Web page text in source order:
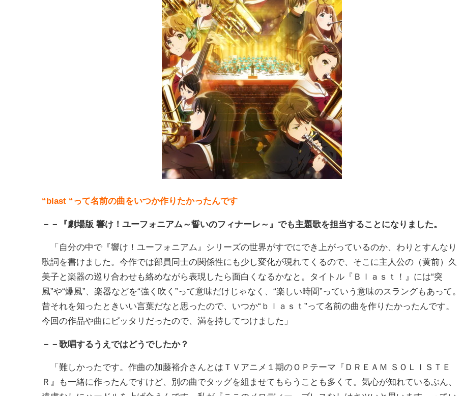
“blast “って名前の曲をいつか作りたかったんです
－－『劇場版 響け！ユーフォニアム～誓いのフィナーレ～』でも主題歌を担当することになりました。
「自分の中で『響け！ユーフォニアム』シリーズの世界がすでにでき上がっているのか、わりとすんなり
歌詞を書けました。今作では部員同士の関係性にも少し変化が現れてくるので、そこに主人公の（黄前）久
美子と楽器の巡り合わせも絡めながら表現したら面白くなるかなと。タイトル『Ｂｌａｓｔ！』には“突
風”や“爆風”、楽器などを“強く吹く”って意味だけじゃなく、“楽しい時間”っていう意味のスラングもあって。
昔それを知ったときいい言葉だなと思ったので、いつか“ｂｌａｓｔ”って名前の曲を作りたかったんです。
今回の作品や曲にピッタリだったので、満を持してつけました」
－－歌唱するうえではどうでしたか？
「難しかったです。作曲の加藤裕介さんとはＴＶアニメ１期のＯＰテーマ『ＤＲＥＡＭ ＳＯＬＩＳＴＥ
Ｒ』も一緒に作ったんですけど、別の曲でタッグを組ませてもらうことも多くて。気心が知れているぶん、